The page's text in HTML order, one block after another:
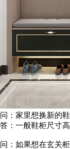
问：家里想换新的
答：一般鞋柜尺寸
问：如果想在玄关